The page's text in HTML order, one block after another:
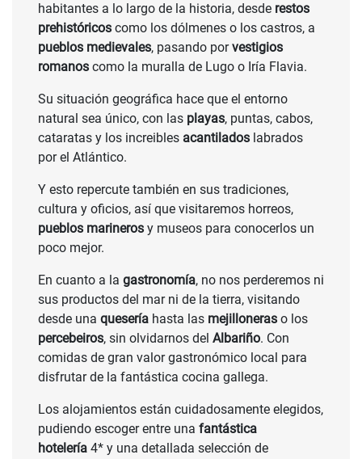
habitantes a lo largo de la historia, desde restos
prehistóricos como los dólmenes o los castros, a
pueblos medievales, pasando porvestigios
romanos como la muralla de Lugo o Iría Flavia.
Su situación geográfica hace que el entorno
natural sea único, con las playas, puntas, cabos,
cataratas y los increibles acantilados labrados
por el Atlántico.
Y esto repercute también en sus tradiciones,
cultura y oficios, así que visitaremos horreos,
pueblos marineros y museos para conocerlos un
poco mejor.
En cuanto a la gastronomía, no nos perderemos ni
sus productos del mar ni de la tierra, visitando
desde una quesería hasta las mejilloneras o los
percebeiros, sin olvidarnos del Albariño. Con
comidas de gran valor gastronómico local para
disfrutar de la fantástica cocina gallega.
Los alojamientos están cuidadosamente elegidos,
pudiendo escoger entre una fantástica
hotelería 4* y una detallada selección de